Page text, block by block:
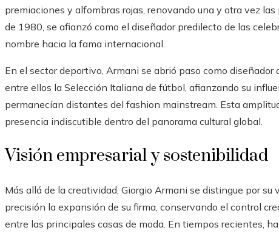
premiaciones y alfombras rojas, renovando una y otra vez
de 1980, se afianzó como el diseñador predilecto de las
nombre hacia la fama internacional.
En el sector deportivo, Armani se abrió paso como
entre ellos la Selección Italiana de fútbol, afianzando su
permanecían distantes del fashion mainstream. Esta
presencia indiscutible dentro del panorama cultural global.
Visión empresarial y sostenibilidad
Más allá de la creatividad, Giorgio Armani se distingue por
precisión la expansión de su firma, conservando el control
entre las principales casas de moda. En tiempos recientes,